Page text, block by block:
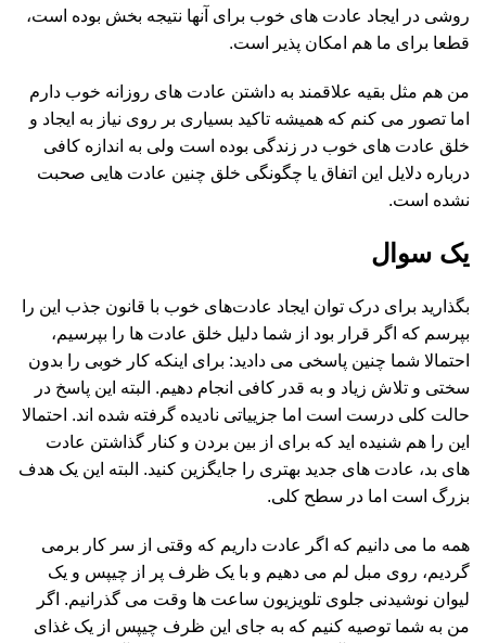
روشی در ایجاد عادت های خوب برای آنها نتیجه بخش بوده است،
قطعا برای ما هم امکان پذیر است.
من هم مثل بقیه علاقمند به داشتن عادت های روزانه خوب دارم
اما تصور می کنم که همیشه تاکید بسیاری بر روی نیاز به ایجاد و
خلق عادت های خوب در زندگی بوده است ولی به اندازه کافی
درباره دلایل این اتفاق یا چگونگی خلق چنین عادت هایی صحبت
نشده است.
یک سوال
بگذارید برای درک توان ایجاد عادت‌های خوب با قانون جذب این را
بپرسم که اگر قرار بود از شما دلیل خلق عادت ها را بپرسیم،
احتمالا شما چنین پاسخی می دادید: برای اینکه کار خوبی را بدون
سختی و تلاش زیاد و به قدر کافی انجام دهیم. البته این پاسخ در
حالت کلی درست است اما جزییاتی نادیده گرفته شده اند. احتمالا
این را هم شنیده اید که برای از بین بردن و کنار گذاشتن عادت
های بد، عادت های جدید بهتری را جایگزین کنید. البته این یک هدف
بزرگ است اما در سطح کلی.
همه ما می دانیم که اگر عادت داریم که وقتی از سر کار برمی
گردیم، روی مبل لم می دهیم و با یک ظرف پر از چیپس و یک
لیوان نوشیدنی جلوی تلویزیون ساعت ها وقت می گذرانیم. اگر
من به شما توصیه کنیم که به جای این ظرف چیپس از یک غذای